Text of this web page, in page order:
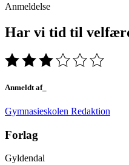
Anmeldelse
Har vi tid til velfærd
Anmeldt af_
Gymnasieskolen Redaktion
Forlag
Gyldendal